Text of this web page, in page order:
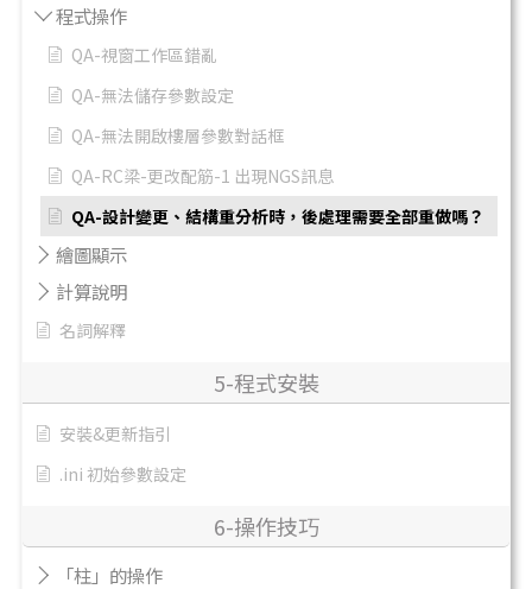
程式操作
QA-視窗工作區錯亂
QA-無法儲存參數設定
QA-無法開啟樓層參數對話框
QA-RC梁-更改配筋-1 出現NGS訊息
QA-設計變更、結構重分析時，後處理需要全部重做嗎？
繪圖顯示
計算說明
名詞解釋
5-程式安裝
安裝&更新指引
.ini 初始參數設定
6-操作技巧
「柱」的操作